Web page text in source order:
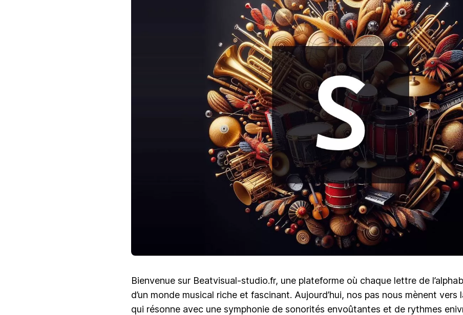
Bienvenue sur Beatvisual-studio.fr, une plateforme où chaque lettre de
d’un monde musical riche et fascinant. Aujourd’hui, nos pas nous mènent
qui résonne avec une symphonie de sonorités envoûtantes et de rythmes